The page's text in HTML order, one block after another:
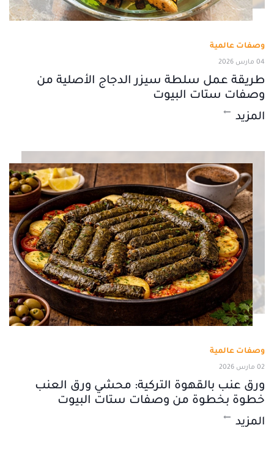
وصفات عالمية
04 مارس 2026
طريقة عمل سلطة سيزر الدجاج الأصلية من
وصفات ستات البيوت
المزيد
وصفات عالمية
02 مارس 2026
ورق عنب بالقهوة التركية: محشي ورق العنب
خطوة بخطوة من وصفات ستات البيوت
المزيد